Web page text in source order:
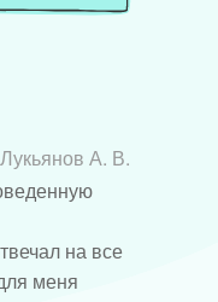
Лукьянов А. В.
на все
меня